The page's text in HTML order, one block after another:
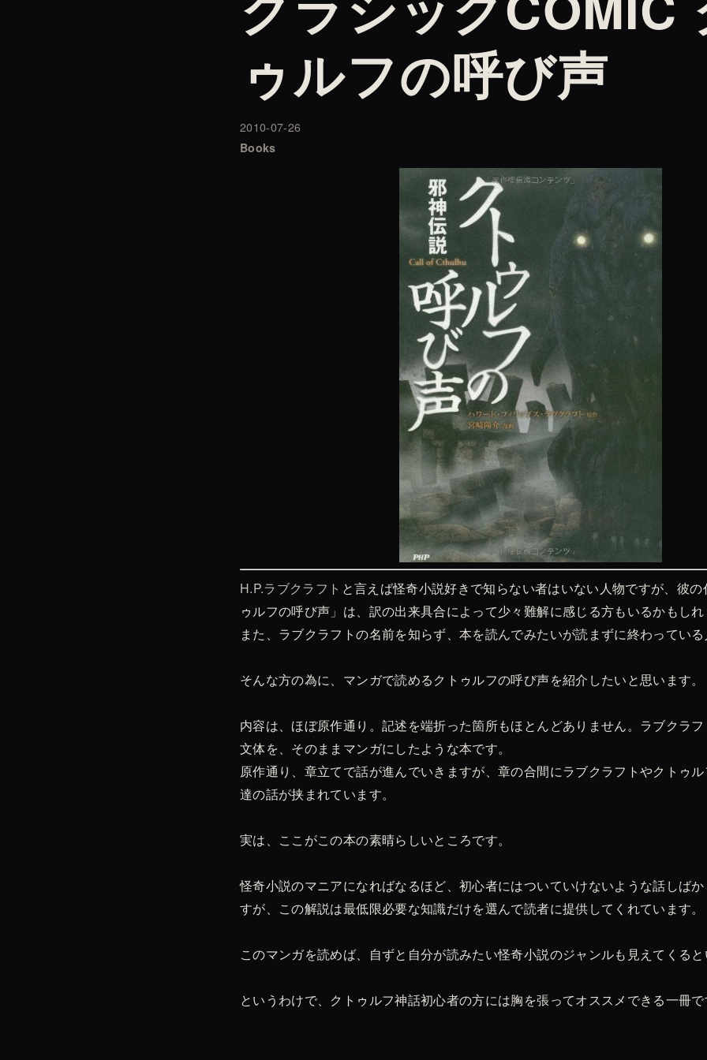
ゥルフの呼び声
2010-07-26
Books
H.P.ラブクラフト と言えば怪奇小説好きで知らない者はいない人物ですが、彼
ゥルフの呼び声」は、訳の出来具合によって少々難解に感じる方もいるかもし
また、ラブクラフトの名前を知らず、本を読んでみたいが読まずに終わってい
そんな方の為に、マンガで読めるクトゥルフの呼び声を紹介したいと思います。
内容は、ほぼ原作通り。記述を端折った箇所もほとんどありません。ラブクラ
文体を、そのままマンガにしたような本です。
原作通り、章立てで話が進んでいきますが、章の合間にラブクラフトやクトゥ
達の話が挟まれています。
実は、ここがこの本の素晴らしいところです。
怪奇小説のマニアになればなるほど、初心者にはついていけないような話しば
すが、この解説は最低限必要な知識だけを選んで読者に提供してくれています。
このマンガを読めば、自ずと自分が読みたい怪奇小説のジャンルも見えてくる
というわけで、クトゥルフ神話初心者の方には胸を張ってオススメできる一冊